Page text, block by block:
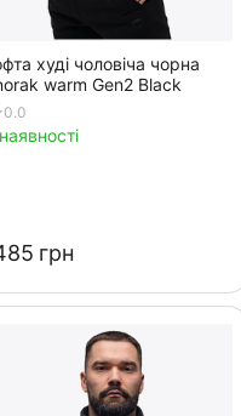
худі чоловіча чорна
warm Gen2 Black
0.0
грн